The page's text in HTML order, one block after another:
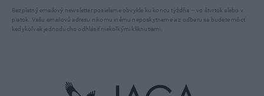
Bezplatný emailový newsletter posielame obvykle ku koncu týždňa – vo štvrtok alebo v
piatok. Vašu emailovú adresu nikomu inému neposkytneme a z odberu sa budete môcť
kedykoľvek jednoducho odhlásiť niekoľkými kliknutiami.